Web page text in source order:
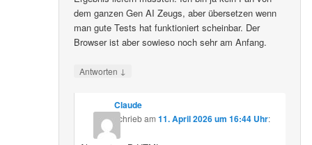
dem ganzen Gen AI Zeugs, aber übersetzen wenn
man gute Tests hat funktioniert scheinbar. Der
Browser ist aber sowieso noch sehr am Anfang.
Antworten ↓
Claude
schriebam 11. April 2026 um 16:44 Uhr: